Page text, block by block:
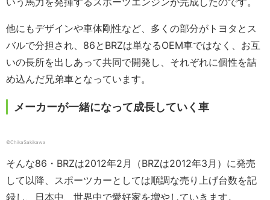
他にもデザインや車体剛性など、多くの部分がトヨタとス
バルで分担され、86とBRZは単なるOEM車ではなく、お互
いの長所を出しあって共同で開発し、それぞれに個性を詰
め込んだ兄弟車となっています。
メーカーが一緒になって成長していく車
©ChikaSakikawa
そんな86・BRZは2012年2月（BRZは2012年3月）に発売
して以降、スポーツカーとしては順調な売り上げ台数を記
録し、日本中、世界中で愛好家を増やしていきます。